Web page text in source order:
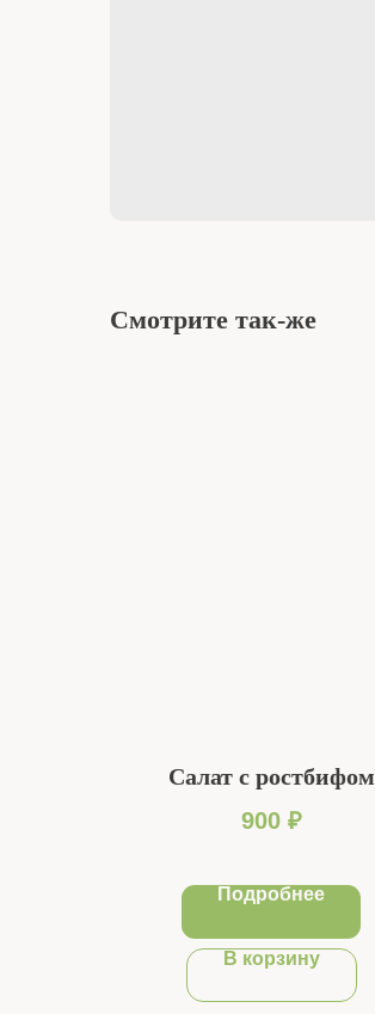
Смотрите так-же
Салат с ростбифом
900 ₽
Подробнее
В корзину